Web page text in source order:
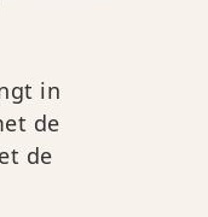
in
de
de